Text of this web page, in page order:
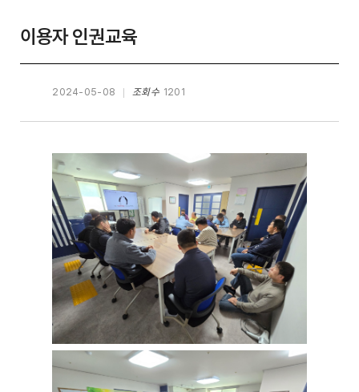
이용자 인권교육
2024-05-08 조회수 1201